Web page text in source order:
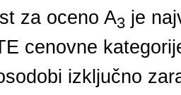
za oceno A3 je
cenovne
izključno